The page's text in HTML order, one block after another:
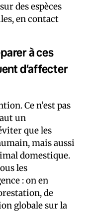
des espèces
en contact
à ces
d’affecter
Ce n’est pas
un
que les
mais aussi
domestique.
les
: on en
de
globale sur la